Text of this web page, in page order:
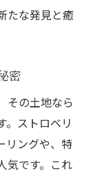
たな発見と癒
密
その土地なら
。ストロベリ
リングや、特
気です。これ